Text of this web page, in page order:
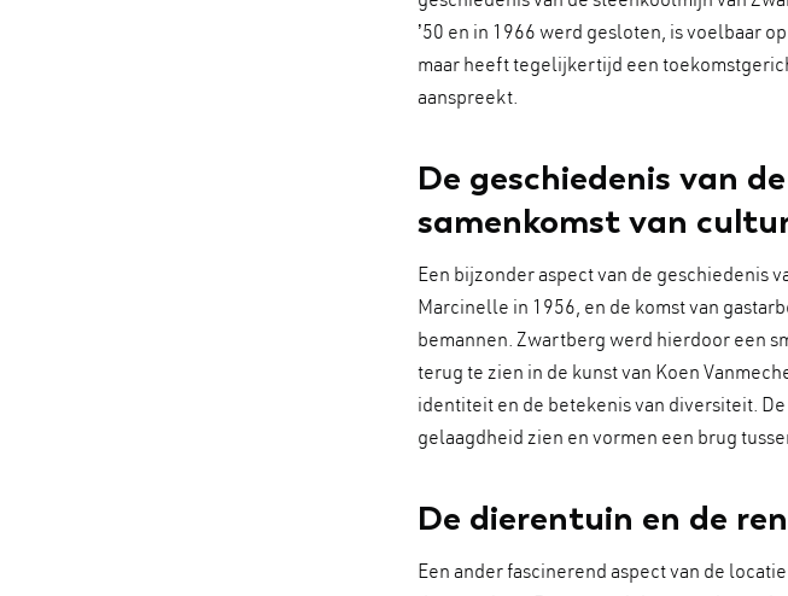
’50 en in 1966 werd gesloten, is voelbaar
maar heeft tegelijkertijd een
aanspreekt.
De geschiedenis van
samenkomst van
Een bijzonder aspect van de geschiedenis
Marcinelle in 1956, en de komst van
bemannen. Zwartberg werd hierdoor een
terug te zien in de kunst van Koen
identiteit en de betekenis van diversiteit.
gelaagdheid zien en vormen een brug
De dierentuin en de
Een ander fascinerend aspect van de